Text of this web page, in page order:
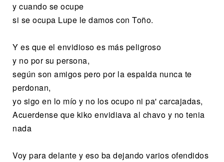
y cuando se ocupe
si se ocupa Lupe le damos con Toño.
Y es que el envidioso es más peligroso
y no por su persona,
según son amigos pero por la espalda nunca te
perdonan,
yo sigo en lo mío y no los ocupo ni pa' carcajadas,
Acuerdense que kiko envidiava al chavo y no tenia
nada
Voy para delante y eso ba dejando varios ofendidos